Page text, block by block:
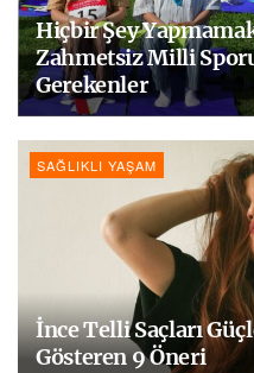
Hiçbir Şey
Zahmetsiz Milli
Gerekenler
SAĞLIKLI YAŞAM
İnce Telli Saçları
Gösteren 9 Öneri